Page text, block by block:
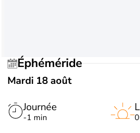
Éphéméride
Mardi 18 août
Journée
-1 min